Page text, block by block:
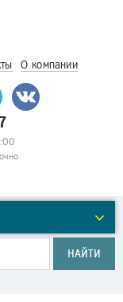
О компании
НАЙТИ